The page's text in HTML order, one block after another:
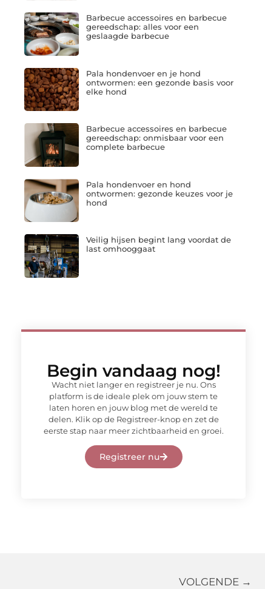
Barbecue accessoires en barbecue
gereedschap: alles voor een
geslaagde barbecue
Pala hondenvoer en je hond
ontwormen: een gezonde basis voor
elke hond
Barbecue accessoires en barbecue
gereedschap: onmisbaar voor een
complete barbecue
Pala hondenvoer en hond
ontwormen: gezonde keuzes voor je
hond
Veilig hijsen begint lang voordat de
last omhooggaat
Begin vandaag nog!
Wacht niet langer en registreer je nu. Ons
platform is de ideale plek om jouw stem te
laten horen en jouw blog met de wereld te
delen. Klik op de Registreer-knop en zet de
eerste stap naar meer zichtbaarheid en groei.
Registreer nu
VOLGENDE →